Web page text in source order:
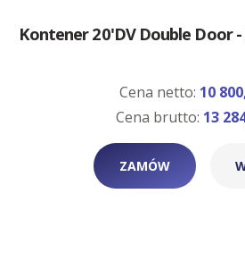
Kontener 20'DV Double Door -
Cena netto: 10
Cena brutto: 13
ZAMÓW